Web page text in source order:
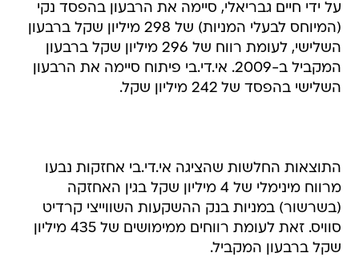
על ידי חיים גבריאלי, סיימה את הרבעון בהפסד נקי
(המיוחס לבעלי המניות) של 298 מיליון שקל ברבעון
השלישי, לעומת רווח של 296 מיליון שקל ברבעון
המקביל ב-2009. אי.די.בי פיתוח סיימה את הרבעון
השלישי בהפסד של 242 מיליון שקל.
התוצאות החלשות שהציגה אי.די.בי אחזקות נבעו
מרווח מינימלי של 4 מיליון שקל בגין האחזקה
(בשרשור) במניות בנק ההשקעות השווייצי קרדיט
סוויס. זאת לעומת רווחים ממימושים של 435 מיליון
שקל ברבעון המקביל.